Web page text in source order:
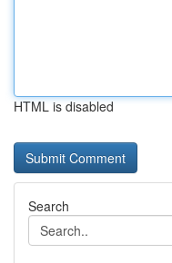
HTML is disabled
Search